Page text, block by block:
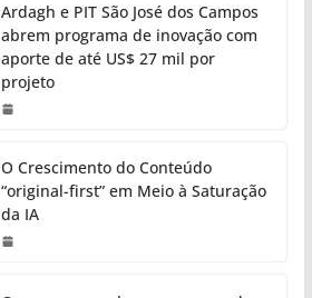
Ardagh e PIT São José dos Campos
abrem programa de inovação com
aporte de até US$ 27 mil por
projeto
O Crescimento do Conteúdo
“original-first” em Meio à Saturação
da IA